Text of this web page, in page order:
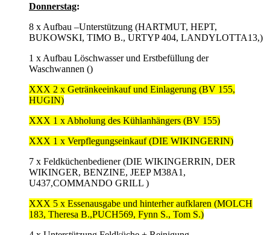
Donnerstag:
8 x Aufbau –Unterstützung (HARTMUT, HEPT,
BUKOWSKI, TIMO B., URTYP 404, LANDYLOTTA13,)
1 x Aufbau Löschwasser und Erstbefüllung der
Waschwannen ()
XXX 2 x Getränkeeinkauf und Einlagerung (BV 155,
HUGIN)
XXX 1 x Abholung des Kühlanhängers (BV 155)
XXX 1 x Verpflegungseinkauf (DIE WIKINGERIN)
7 x Feldküchenbediener (DIE WIKINGERRIN, DER
WIKINGER, BENZINE, JEEP M38A1,
U437,COMMANDO GRILL )
XXX 5 x Essenausgabe und hinterher aufklaren (MOLCH
183, Theresa B.,PUCH569, Fynn S., Tom S.)